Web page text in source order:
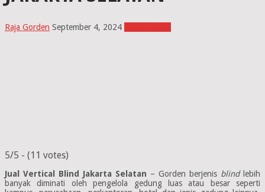
Raja Gorden September 4, 2024
5/5 - (11 votes)
Jual Vertical Blind Jakarta Selatan – Gorden berjenis blindlebih
banyak diminati oleh pengelola gedung luas atau besar seperti